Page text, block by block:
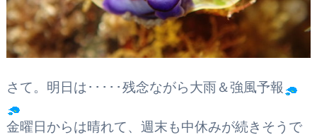
さて。明日は･････残念ながら大雨＆強風予報
金曜日からは晴れて、週末も中休みが続きそうで